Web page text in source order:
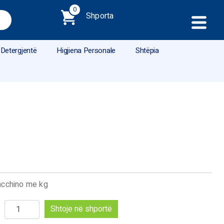
0
Shporta
Detergjentë Higjiena Personale
Shtëpia
me kg
Sasi
Negroni
Shtoje në shportë